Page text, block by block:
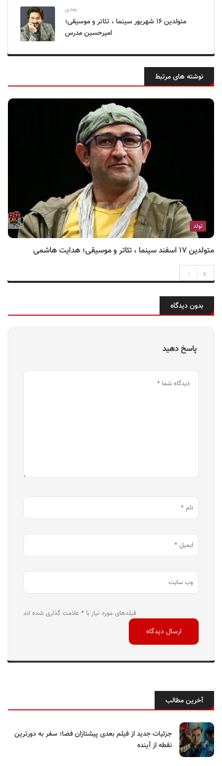
بعدی
متولدین ۱۶ شهریور سینما ، تئاتر و موسیقی؛
امیرحسین مدرس
نوشته های مرتبط
تولد
متولدین ۱۷ اسفند سینما ، تئاتر و موسیقی؛ هدایت هاشمی
بدون دیدگاه
پاسخ دهید
فیلدهای مورد نیاز با * علامت گذاری شده اند
آخرین مطالب
جزئیات جدید از فیلم بعدی پیشتازان فضا؛ سفر به دورترین
نقطه از آینده